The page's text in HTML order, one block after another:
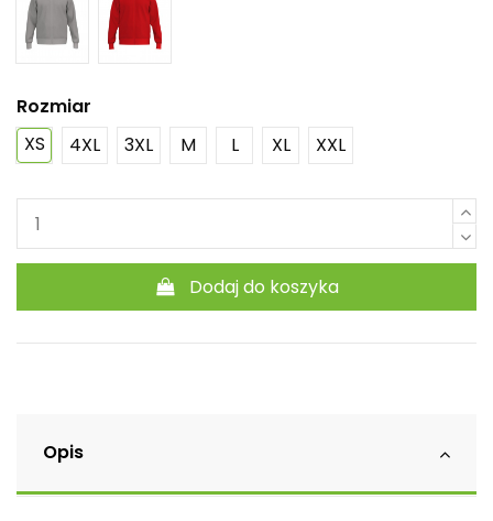
Rozmiar
XS
4XL 3XL M L XL XXL
Dodaj do koszyka
Opis